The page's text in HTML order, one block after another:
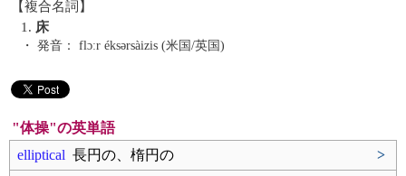
【複合名詞】
1. 床
・ 発音： flɔːr éksərsàizis (米国/英国)
"体操"の英単語
elliptical 長円の、楕円の
>